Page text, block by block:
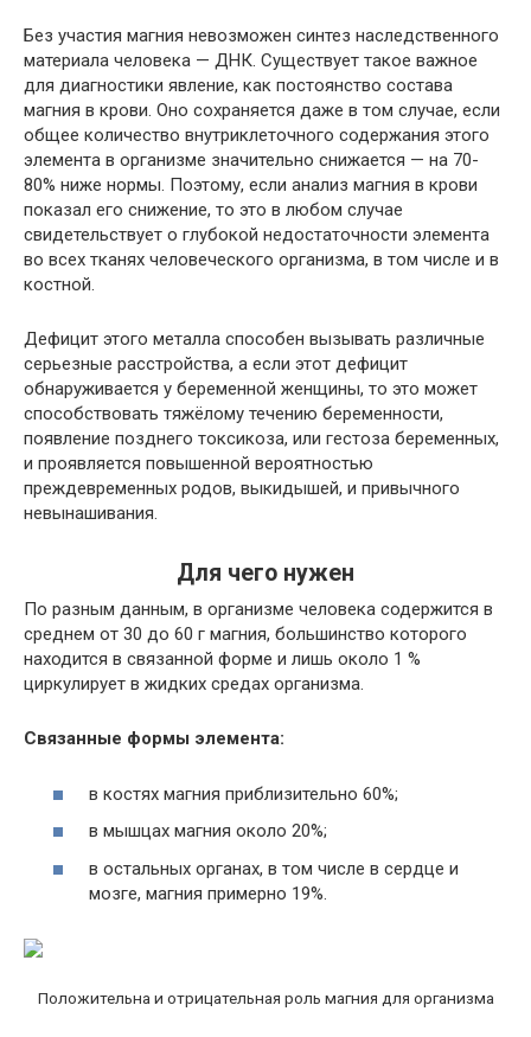
Без участия магния невозможен синтез наследственного
материала человека — ДНК. Существует такое важное
для диагностики явление, как постоянство состава
магния в крови. Оно сохраняется даже в том случае, если
общее количество внутриклеточного содержания этого
элемента в организме значительно снижается — на 70-
80% ниже нормы. Поэтому, если анализ магния в крови
показал его снижение, то это в любом случае
свидетельствует о глубокой недостаточности элемента
во всех тканях человеческого организма, в том числе и в
костной.
Дефицит этого металла способен вызывать различные
серьезные расстройства, а если этот дефицит
обнаруживается у беременной женщины, то это может
способствовать тяжёлому течению беременности,
появление позднего токсикоза, или гестоза беременных,
и проявляется повышенной вероятностью
преждевременных родов, выкидышей, и привычного
невынашивания.
Для чего нужен
По разным данным, в организме человека содержится в
среднем от 30 до 60 г магния, большинство которого
находится в связанной форме и лишь около 1 %
циркулирует в жидких средах организма.
Связанные формы элемента:
в костях магния приблизительно 60%;
в мышцах магния около 20%;
в остальных органах, в том числе в сердце и
мозге, магния примерно 19%.
Положительна и отрицательная роль магния для организма